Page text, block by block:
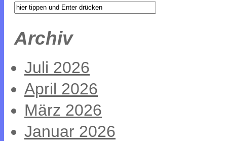
Archiv
Juli 2026
April 2026
März 2026
Januar 2026